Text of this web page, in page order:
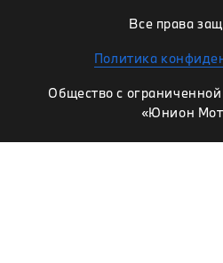
Все права
Политика
Общество с
«Юнион